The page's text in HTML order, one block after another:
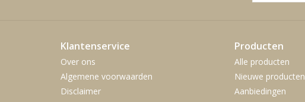
Klantenservice
Over ons
Algemene voorwaarden
Disclaimer
Producten
Alle producten
Nieuwe producten
Aanbiedingen